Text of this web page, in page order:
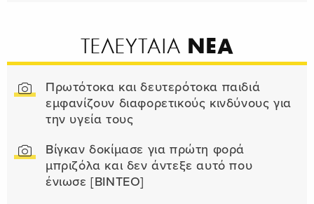
ΤΕΛΕΥΤΑΙΑ ΝΕΑ
Πρωτότοκα και δευτερότοκα παιδιά
εμφανίζουν διαφορετικούς κινδύνους για
την υγεία τους
Βίγκαν δοκίμασε για πρώτη φορά
μπριζόλα και δεν άντεξε αυτό που
ένιωσε [ΒΙΝΤΕΟ]